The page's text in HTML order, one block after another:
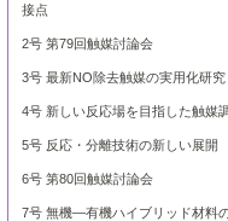
7号 触媒研究と学術雑誌/情報
8号 若い世代からみた触媒化学の
7号 企業における触媒研究のブレ
か？
5号 触媒のおもしろさをどのよう
か
6号 第86回触媒討論会
7号 水素化精製触媒の新しい展開
8号 新しい反応性と機能性を目指
4号 実用炭素材料の新展開
5号 研究の方法論を考える
6号 第84回触媒討論会
7号 機能性金属材料と触媒
8号 触媒研究へのNMRの応用と展望
接点
2号 第79回触媒討論会
3号 最新NO除去触媒の実用化研究
4号 新しい反応場を目指した触媒
5号 反応・分離技術の新しい展開
6号 第80回触媒討論会
7号 無機―有機ハイブリッド材料